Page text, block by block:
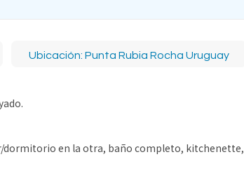
Ubicación: Punta Rubia Rocha Uruguay
dormitorio en la otra, baño completo, kitchenette,